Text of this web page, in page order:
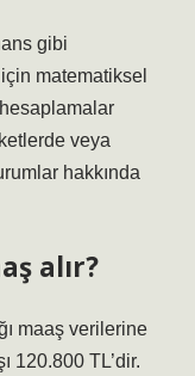
gibi
matematiksel
veya
hakkında
alır?
maaş verilerine
120.800 TL’dir.